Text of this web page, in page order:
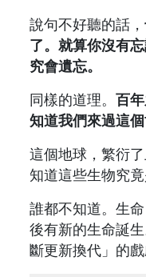
說句不好聽的話，
了。就算你沒有
究會遺忘。
同樣的道理。 百
知道我們來過這個
這個地球，繁衍
知道這些生物究
誰都不知道。生
後有新的生命誕
斷更新換代」的戲